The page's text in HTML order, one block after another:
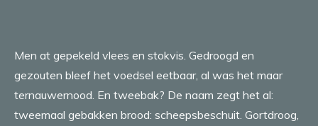
Men at gepekeld vlees en stokvis. Gedroogd en
gezouten bleef het voedsel eetbaar, al was het maar
ternauwernood. En tweebak? De naam zegt het al:
tweemaal gebakken brood: scheepsbeschuit. Gortdroog,